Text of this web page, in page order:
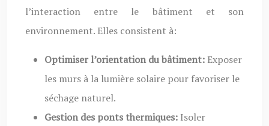
l’interaction entre le bâtiment et son
environnement. Elles consistent à:
Optimiser l’orientation du bâtiment: Exposer
les murs à la lumière solaire pour favoriser le
séchage naturel.
Gestion des ponts thermiques: Isoler